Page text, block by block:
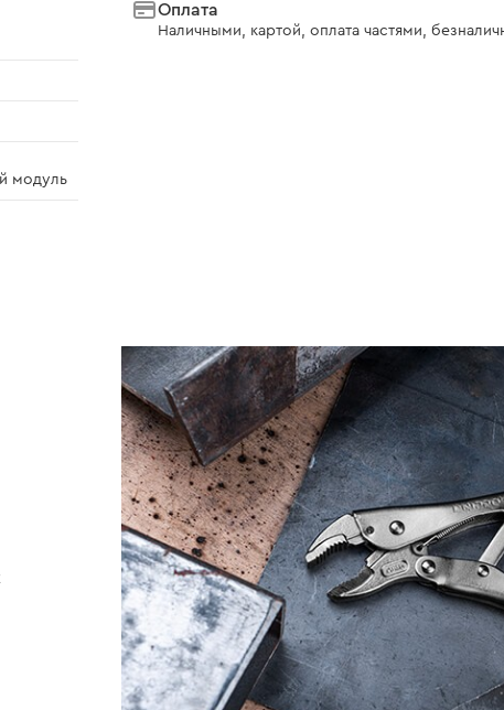
Оплата
Наличными, картой, оплата частями,
модуль